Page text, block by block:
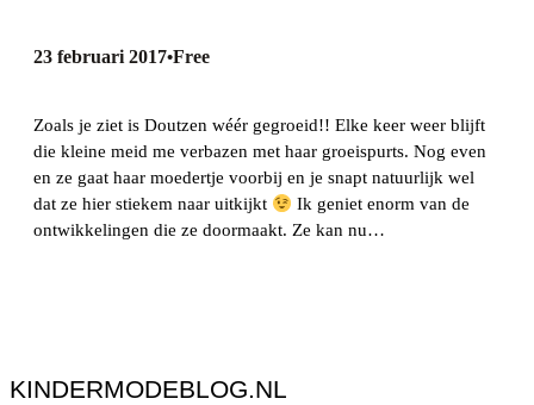
23 februari 2017•Free
Zoals je ziet is Doutzen wéér gegroeid!! Elke keer weer blijft
die kleine meid me verbazen met haar groeispurts. Nog even
en ze gaat haar moedertje voorbij en je snapt natuurlijk wel
dat ze hier stiekem naar uitkijkt
Ik geniet enorm van de
ontwikkelingen die ze doormaakt. Ze kan nu…
KINDERMODEBLOG.NL